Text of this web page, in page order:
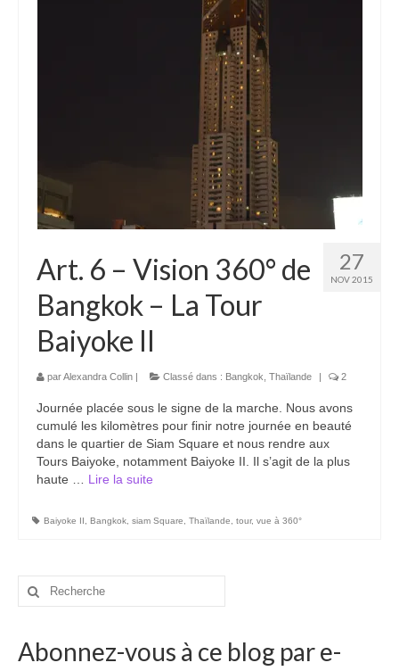
Vietnam
Carte du Vietnam
Vietnam – Infos
Paludisme au Vietnam
Les articles du Vietnam
Cambodge
Carte du Cambodge
Cambodge – Infos
Toutes à l’école
Paludisme au Cambodge
France
27
NOV 2015
Art. 6 – Vision 360° de
Bangkok – La Tour
Baiyoke II
parAlexandra Collin | Classé dans : Bangkok Thaïlande | 2
Journée placée sous le signe de la marche. Nous avons
cumulé les kilomètres pour finir notre journée en beauté
dans le quartier de Siam Square et nous rendre aux
Tours Baiyoke, notamment Baiyoke II. Il s’agit de la plus
haute … Lire la suite­­
Baiyoke II Bangkok siam Square Thaïlande tour, vue à 360°
Rechercher
Abonnez-vous à ce blog par e-